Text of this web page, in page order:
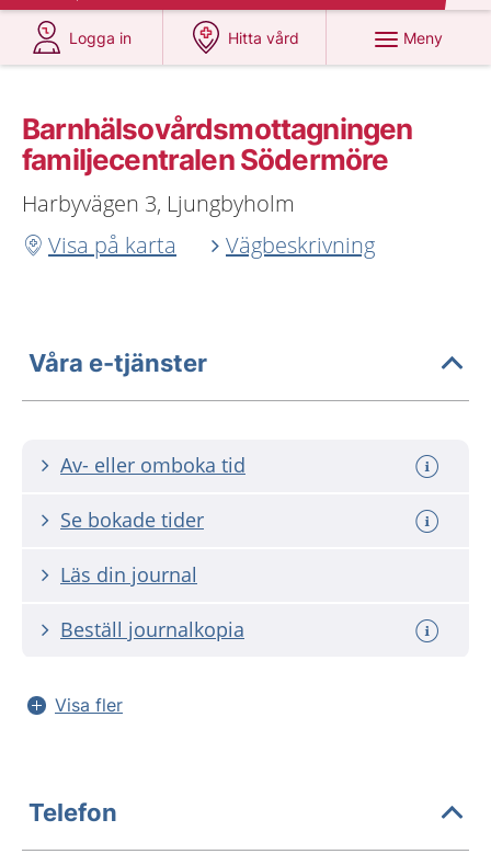
Logga in
på 1177.se
Hitta vård
på 1177.se
Meny
Barnhälsovårdsmottagningen
familjecentralen Södermöre
Harbyvägen 3, Ljungbyholm
Visa på karta
Vägbeskrivning
Våra e-tjänster
Av- eller omboka tid
Se bokade tider
Läs din journal
Beställ journalkopia
Visa fler
Telefon